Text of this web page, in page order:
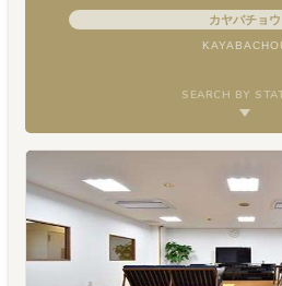
カヤバチョウ
SEARCH BY